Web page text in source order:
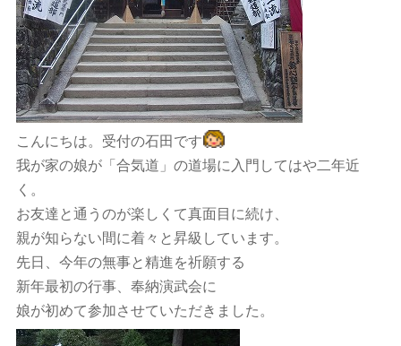
こんにちは。受付の石田です
我が家の娘が「合気道」の道場に入門してはや二年近
く。
お友達と通うのが楽しくて真面目に続け、
親が知らない間に着々と昇級しています。
先日、今年の無事と精進を祈願する
新年最初の行事、奉納演武会に
娘が初めて参加させていただきました。